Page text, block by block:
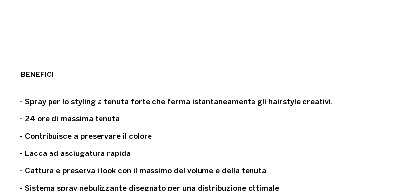
BENEFICI
- Spray per lo styling a tenuta forte che ferma istantaneamente gli hairstyle creativi.
- 24 ore di massima tenuta
- Contribuisce a preservare il colore
- Lacca ad asciugatura rapida
- Cattura e preserva i look con il massimo del volume e della tenuta
- Sistema spray nebulizzante disegnato per una distribuzione ottimale